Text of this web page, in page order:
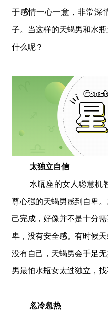
于感情一心一意，非常深
子。当这样的天蝎男和水
什么呢？
太独立自信
水瓶座的女人聪慧机
尊心强的天蝎男感到自卑。
己完成，好像并不是十分
卑，没有安全感。 有时候
没有自己 ，天蝎男会手足无
男最怕水瓶女太过独立，
忽冷忽热